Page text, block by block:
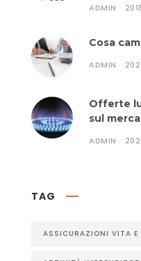
ADMIN
Cosa
ADMIN
Offerte
sul
ADMIN
TAG
ASSICURAZIONI VITA E